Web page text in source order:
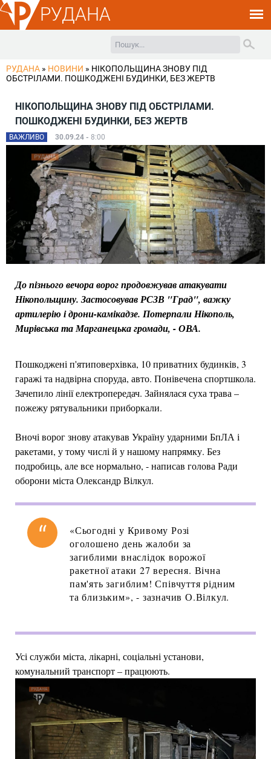
РУДАНА
РУДАНА » НОВИНИ » НІКОПОЛЬЩИНА ЗНОВУ ПІД
ОБСТРІЛАМИ. ПОШКОДЖЕНІ БУДИНКИ, БЕЗ ЖЕРТВ
НІКОПОЛЬЩИНА ЗНОВУ ПІД ОБСТРІЛАМИ.
ПОШКОДЖЕНІ БУДИНКИ, БЕЗ ЖЕРТВ
ВАЖЛИВО 30.09.24 - 8:00
До пізнього вечора ворог продовжував атакувати
Нікопольщину. Застосовував РСЗВ "Град", важку
артилерію і дрони-камікадзе. Потерпали Нікополь,
Мирівська та Марганецька громади, - ОВА.
Пошкоджені п'ятиповерхівка, 10 приватних будинків, 3
гаражі та надвірна споруда, авто. Понівечена спортшкола.
Зачепило лінії електропередач. Зайнялася суха трава –
пожежу рятувальники приборкали.
Вночі ворог знову атакував Україну ударними БпЛА і
ракетами, у тому числі й у нашому напрямку. Без
подробиць, але все нормально, - написав голова Ради
оборони міста Олександр Вілкул.
«Сьогодні у Кривому Розі
оголошено день жалоби за
загиблими внаслідок ворожої
ракетної атаки 27 вересня. Вічна
пам'ять загиблим! Співчуття рідним
та близьким», - зазначив О.Вілкул.
Усі служби міста, лікарні, соціальні установи,
комунальний транспорт – працюють.